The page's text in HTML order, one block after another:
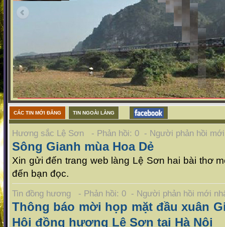
CÁC TIN MỚI ĐĂNG TIN NGOÀI LÀNG
Hương sắc Lệ Sơn - Phản hồi: 0 - Người phản hồi
Sông Gianh mùa Hoa Dẻ
Xin gửi đến trang web làng Lệ Sơn hai bài thơ
đến bạn đọc.
Tin đồng hương - Phản hồi: 0 - Người phản hồi mới
Thông báo mời họp mặt đầu xuân
Hội đồng hương Lệ Sơn tại Hà Nội